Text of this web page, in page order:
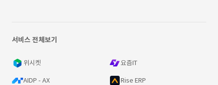
서비스 전체보기
위시켓 요즘IT
AIDP - AX Rise ERP